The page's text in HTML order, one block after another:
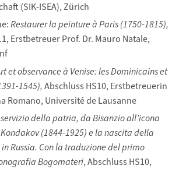
(SIK-ISEA), Zürich
Restaurer la peintureà Paris (1750-1815),
Erstbetreuer Prof. Dr. Mauro Natale,
t et observance à Venise: les Dominicains et
1545),Abschluss HS10, Erstbetreuerin
Romano, Université de Lausanne
della patria, da Bisanzio all’icona
(1844-1925) e la nascita della
Russia. Con la traduzione del primo
Bogomateri, Abschluss HS10,